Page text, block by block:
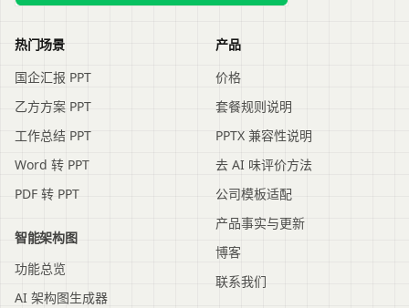
热门场景
国企汇报 PPT
乙方方案 PPT
工作总结 PPT
Word 转 PPT
PDF 转 PPT
智能架构图
功能总览
AI 架构图生成器
产品
价格
套餐规则说明
PPTX 兼容性说明
去 AI 味评价方法
公司模板适配
产品事实与更新
博客
联系我们